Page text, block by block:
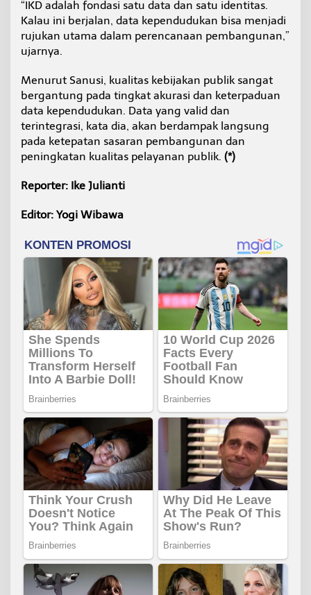
“IKD adalah fondasi satu data dan satu identitas.
Kalau ini berjalan, data kependudukan bisa menjadi
rujukan utama dalam perencanaan pembangunan,”
ujarnya.
Menurut Sanusi, kualitas kebijakan publik sangat
bergantung pada tingkat akurasi dan keterpaduan
data kependudukan. Data yang valid dan
terintegrasi, kata dia, akan berdampak langsung
pada ketepatan sasaran pembangunan dan
peningkatan kualitas pelayanan publik. (*)
Reporter: Ike Julianti
Editor: Yogi Wibawa